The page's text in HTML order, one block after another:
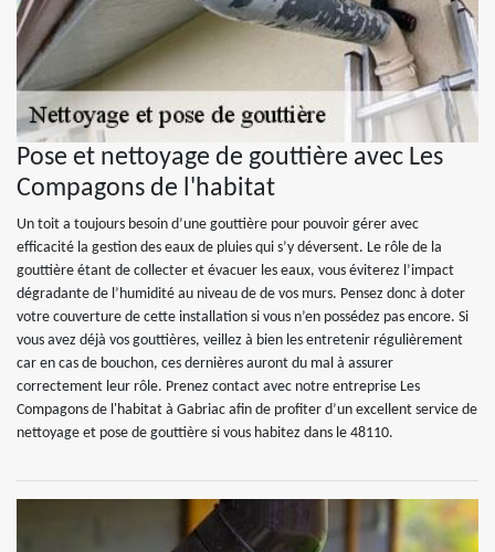
Pose et nettoyage de gouttière avec Les
Compagons de l'habitat
Un toit a toujours besoin d’une gouttière pour pouvoir gérer avec
efficacité la gestion des eaux de pluies qui s’y déversent. Le rôle de la
gouttière étant de collecter et évacuer les eaux, vous éviterez l’impact
dégradante de l’humidité au niveau de de vos murs. Pensez donc à doter
votre couverture de cette installation si vous n’en possédez pas encore. Si
vous avez déjà vos gouttières, veillez à bien les entretenir régulièrement
car en cas de bouchon, ces dernières auront du mal à assurer
correctement leur rôle. Prenez contact avec notre entreprise Les
Compagons de l'habitat à Gabriac afin de profiter d’un excellent service de
nettoyage et pose de gouttière si vous habitez dans le 48110.